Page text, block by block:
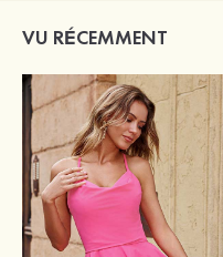
VU RÉCEMMENT